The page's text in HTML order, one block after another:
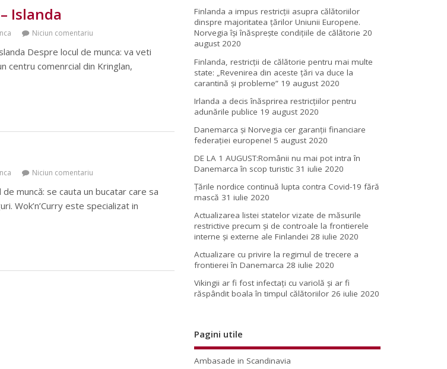
Islanda
Niciun comentariu
Despre locul de munca: va veti
centru comenrcial din Kringlan,
Niciun comentariu
muncă: se cauta un bucatar care sa
Wok’n’Curry este specializat in
Finlanda a impus restricţii asupra călătoriilor
dinspre majoritatea ţărilor Uniunii Europene.
Norvegia își înăsprește condițiile de călătorie 20
august 2020
Finlanda, restricţii de călătorie pentru mai multe
state: „Revenirea din aceste ţări va duce la
carantină şi probleme” 19 august 2020
Irlanda a decis înăsprirea restricțiilor pentru
adunările publice 19 august 2020
Danemarca și Norvegia cer garanții financiare
federației europene! 5 august 2020
DE LA 1 AUGUST:Românii nu mai pot intra în
Danemarca în scop turistic 31 iulie 2020
Țările nordice continuă lupta contra Covid-19 fără
mască 31 iulie 2020
Actualizarea listei statelor vizate de măsurile
restrictive precum și de controale la frontierele
interne și externe ale Finlandei 28 iulie 2020
Actualizare cu privire la regimul de trecere a
frontierei în Danemarca 28 iulie 2020
Vikingii ar fi fost infectaţi cu variolă şi ar fi
răspândit boala în timpul călătoriilor 26 iulie 2020
Pagini utile
Ambasade in Scandinavia